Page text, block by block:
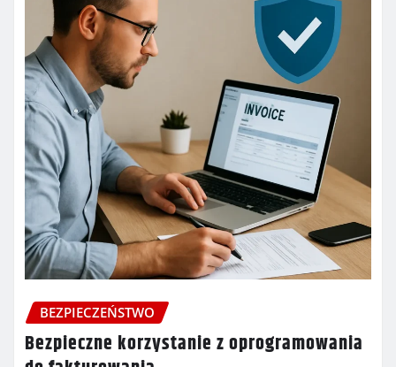
BEZPIECZEŃSTWO
Bezpieczne korzystanie z oprogramowania